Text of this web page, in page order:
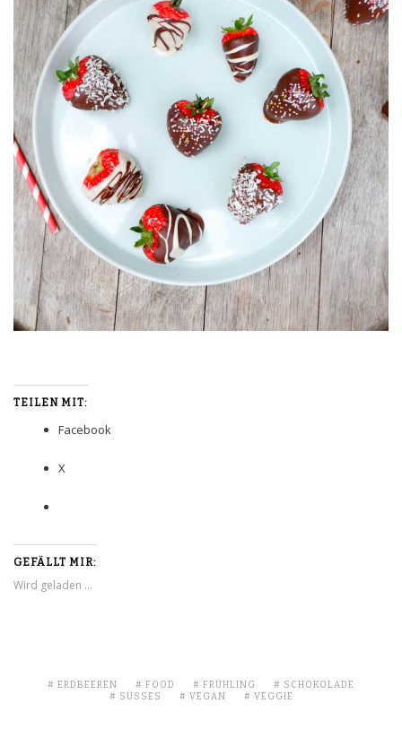
TEILEN MIT:
Facebook
X
GEFÄLLT MIR:
Wird geladen …
ERDBEEREN FOOD FRÜHLING
SCHOKOLADE
SÜSSES
VEGAN VEGGIE